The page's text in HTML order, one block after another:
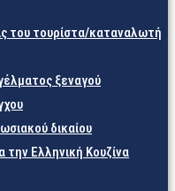
του τουρίστα/καταναλωτή
ξεναγού
δικαίου
την Ελληνική Κουζίνα